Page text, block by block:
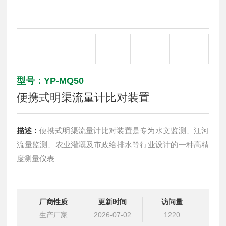
型号：YP-MQ50
便携式明渠流量计比对装置
描述：便携式明渠流量计比对装置是专为水文监测、江河
流量监测、农业灌溉及市政给排水等行业设计的一种高精
度测量仪表
厂商性质
生产厂家
更新时间
2026-07-02
访问量
1220